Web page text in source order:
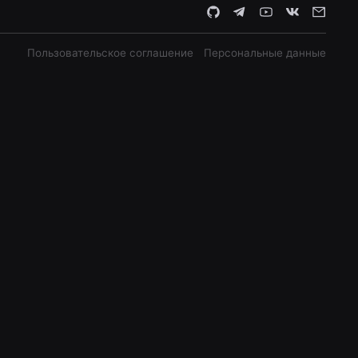
Пользовательское соглашение Персональные данные